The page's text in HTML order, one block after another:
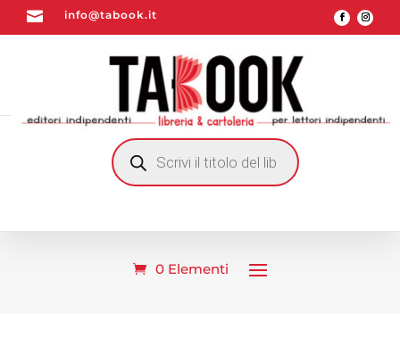
 info@tabook.it
RICERCA
PRODOTTI
0 Elementi